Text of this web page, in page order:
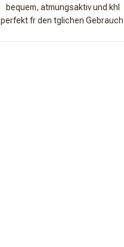
bequem, atmungsaktiv und khl
perfekt fr den tglichen Gebrauch.